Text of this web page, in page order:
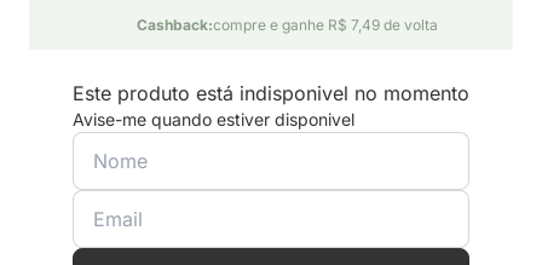
Cashback:compre e ganhe R$ 7,49 de volta
Este produto está indisponivel no momento
Avise-me quando estiver disponivel